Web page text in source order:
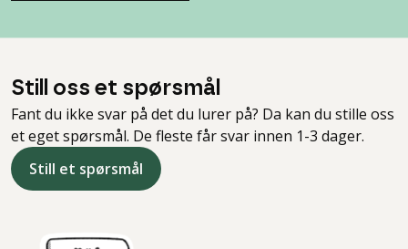
Still oss et spørsmål
Fant du ikke svar på det du lurer på? Da kan du stille oss
et eget spørsmål. De fleste får svar innen 1-3 dager.
Still et spørsmål